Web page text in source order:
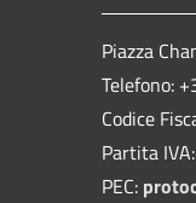
Piazza
Telefono:
Codice
Partita
PEC: